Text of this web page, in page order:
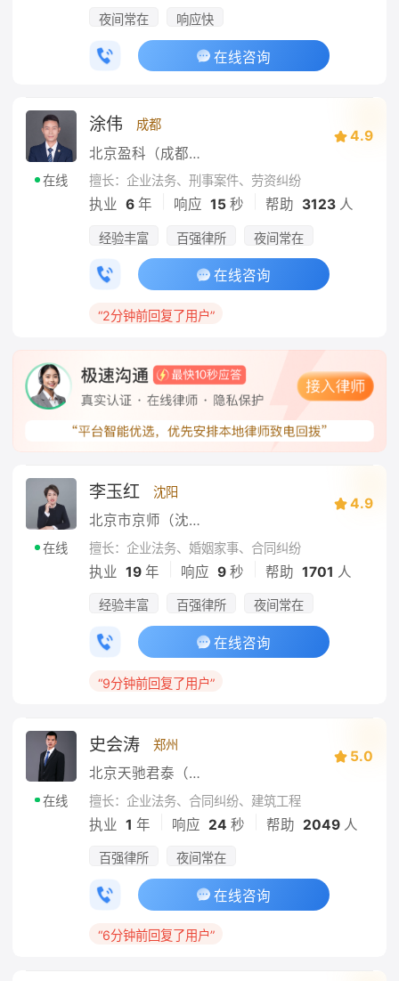
夜间常在 响应快
在线咨询
在线
涂伟 成都
北京盈科（成都）律师事务所
4.9
擅长：企业法务、刑事案件、劳资纠纷
执业 6 年 响应 15秒 帮助 3123人
经验丰富 百强律所 夜间常在
在线咨询
“2分钟前回复了用户”
在线
李玉红 沈阳
北京市京师（沈阳）律师事务所
4.9
擅长：企业法务、婚姻家事、合同纠纷
执业 19 年 响应 9秒 帮助 1701 人
经验丰富 百强律所 夜间常在
在线咨询
“9分钟前回复了用户”
在线
史会涛 郑州
北京天驰君泰（郑州）律师事务所
5.0
擅长：企业法务、合同纠纷、建筑工程
执业 1 年 响应 24 秒 帮助 2049人
百强律所 夜间常在
在线咨询
“6分钟前回复了用户”